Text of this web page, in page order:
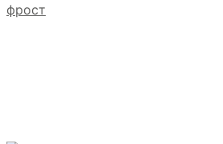
фрост